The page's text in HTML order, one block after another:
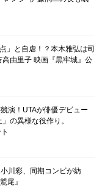
」と自虐！？本木雅弘は司
由里子 映画『黒牢城』公
演！UTAが俳優デビュー
の異様な役作り。
川彩、同期コンビが紡
尾』